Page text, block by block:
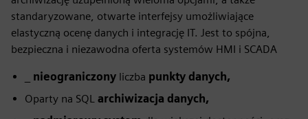
standaryzowane, otwarte interfejsy umożliwiające
elastyczną ocenę danych i integrację IT. Jest to spójna,
bezpieczna i niezawodna oferta systemów HMI i SCADA
nieograniczony liczba punkty danych,
Oparty na SQL archiwizacja danych,